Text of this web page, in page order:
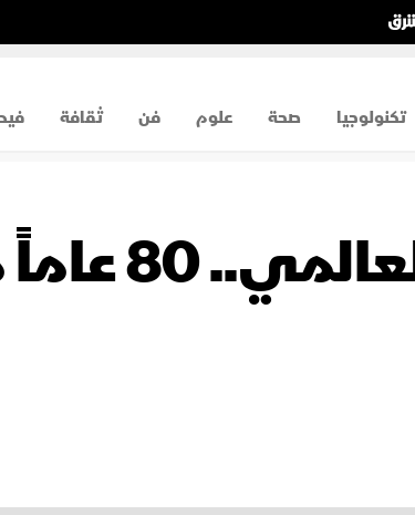
تكنولوجيا صحة علوم فن ثقافة
مهرجان